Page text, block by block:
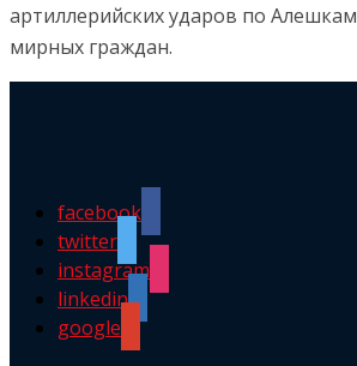
артиллерийских ударов по Алешкам
мирных граждан.
facebook
twitter
instagram
linkedin
google